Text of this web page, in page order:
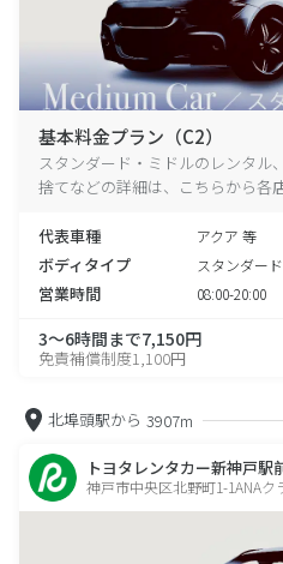
基本料金プラン（C2）
スタンダード・ミドルのレンタル
捨てなどの詳細は、こちらから各
代表車種 アクア 等
ボディタイプ スタンダー
営業時間 08:00-20:00
3～6時間まで7,150円
免責補償制度1,100円
北埠頭駅から 3907m
トヨタレンタカー新神戸駅
神戸市中央区北野町1-1ANAク